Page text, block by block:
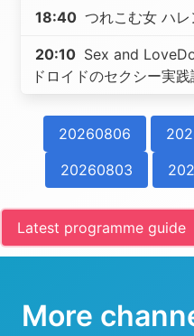
18:40 つれこむ女 ハ
20:10 Sex and
ドロイドのセクシー実践
20260806
20260803
Latest programme guide
More